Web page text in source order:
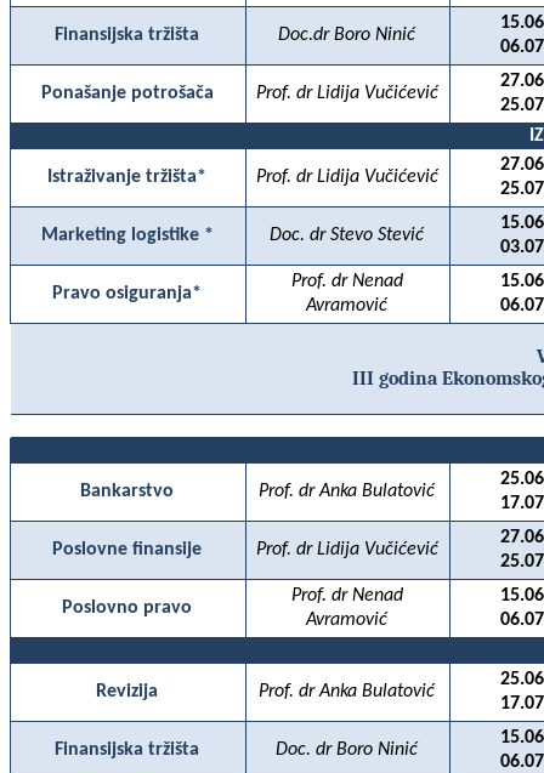
Finansijska tržišta Doc.dr Boro Ninić
Ponašanje potrošača Prof. dr Lidija Vučićević
Istraživanje tržišta* Prof. dr Lidija Vučićević
Marketing logistike * Doc. dr Stevo Stević
Pravo osiguranja*
Prof. dr Nenad
Avramović
III godina
Bankarstvo Prof. dr Anka Bulatović
Poslovne finansije Prof. dr Lidija Vučićević
Poslovno pravo
Prof. dr Nenad
Avramović
Revizija Prof. dr Anka Bulatović
Finansijska tržišta Doc. dr Boro Ninić